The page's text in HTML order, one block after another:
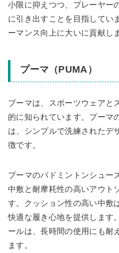
小限に抑えつつ、プレーヤー
に引き出すことを目指してい
ーマンス向上に大いに貢献し
プーマ（PUMA）
プーマは、スポーツウェアと
的に知られています。プーマ
は、シンプルで洗練されたデ
徴です。
プーマのバドミントンシュー
中敷と耐摩耗性の高いアウト
す。クッション性の高い中敷
快適な履き心地を提供します
ールは、長時間の使用にも耐
ます。